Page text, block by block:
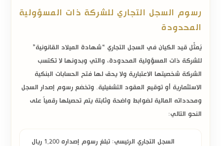
رسوم السجل التجاري للشركة ذات المسؤولية
المحدودة
يُمثّل قيد الكيان في السجل التجاري “شهادة الميلاد القانونية”
للشركة ذات المسؤولية المحدودة، والتي وبدونها لا تكتسب
الشركة شخصيتها الاعتبارية ولا يحق لها فتح الحسابات البنكية
الاستثمارية أو توقيع العقود التشغيلية. وتخضع رسوم إصدار السجل
ومحدداته المالية لضوابط واضحة وثابتة يتم تحصيلها رقمياً على
النحو التالي:
السجل التجاري الرئيسي: تبلغ رسوم إصداره
1,200 ريال